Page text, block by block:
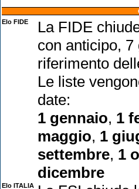
Elo FIDE
La FIDE
con anticipo,
riferimento
Le liste
date:
1 gennaio, 1
maggio, 1
settembre, 1
dicembre
Elo ITALIA